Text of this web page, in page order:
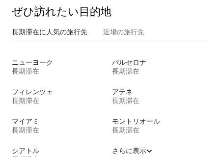
ぜひ訪⁠れ⁠た⁠い目⁠的⁠地
長期滞在に人気の旅行先 近場の旅行先
ニューヨーク
長期滞在
バルセロナ
長期滞在
フィレンツェ
長期滞在
アテネ
長期滞在
マイアミ
長期滞在
モントリオール
長期滞在
シアトル
さらに表示